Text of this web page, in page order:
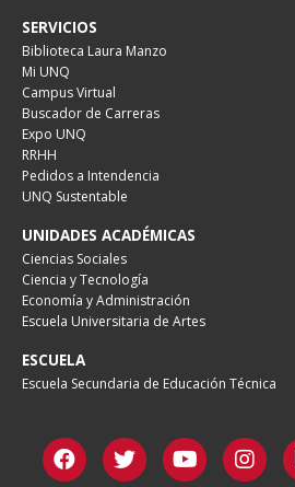
SERVICIOS
Biblioteca Laura Manzo
Mi UNQ
Campus Virtual
Buscador de Carreras
Expo UNQ
RRHH
Pedidos a Intendencia
UNQ Sustentable
UNIDADES ACADÉMICAS
Ciencias Sociales
Ciencia y Tecnología
Economía y Administración
Escuela Universitaria de Artes
ESCUELA
Escuela Secundaria de Educación Técnica